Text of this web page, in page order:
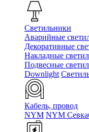
Светильники
Аварийные
Декоративные
Накладные
Подвесные
Downlight
Кабель, провод
NYM NYM